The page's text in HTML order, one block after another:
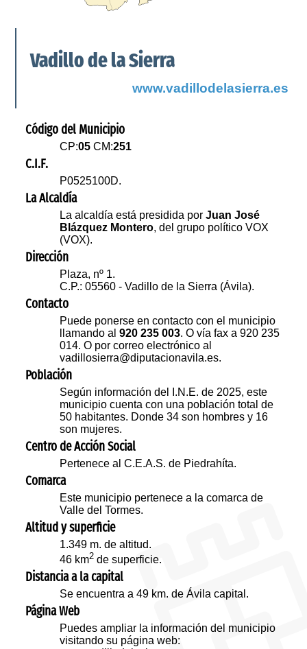
Vadillo de la Sierra
www.vadillodelasierra.es
Código del Municipio
CP:05 CM:251
C.I.F.
P0525100D.
La Alcaldía
La alcaldía está presidida porJuan José
Blázquez Montero, del grupo político VOX
(VOX).
Dirección
Plaza, nº 1.
C.P.: 05560 - Vadillo de la Sierra (Ávila).
Contacto
Puede ponerse en contacto con el municipio
llamando al920 235 003. O vía fax a 920 235
014. O por correo electrónico al
vadillosierra@diputacionavila.es.
Población
Según información del I.N.E. de 2025, este
municipio cuenta con una población total de
50 habitantes. Donde 34 son hombres y 16
son mujeres.
Centro de Acción Social
Pertenece al C.E.A.S. de Piedrahíta.
Comarca
Este municipio pertenece a la comarca de
Valle del Tormes.
Altitud y superficie
1.349 m. de altitud.
46 km2 de superficie.
Distancia a la capital
Se encuentra a 49 km. de Ávila capital.
Página Web
Puedes ampliar la información del municipio
visitando su página web: